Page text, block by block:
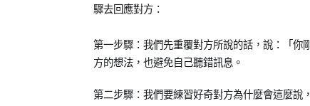
驟去回應對方：
第一步驟：我們先重覆對方所說的話，說：「你
方的想法，也避免自己聽錯訊息。
第二步驟：我們要練習好奇對方為什麼會這麼說